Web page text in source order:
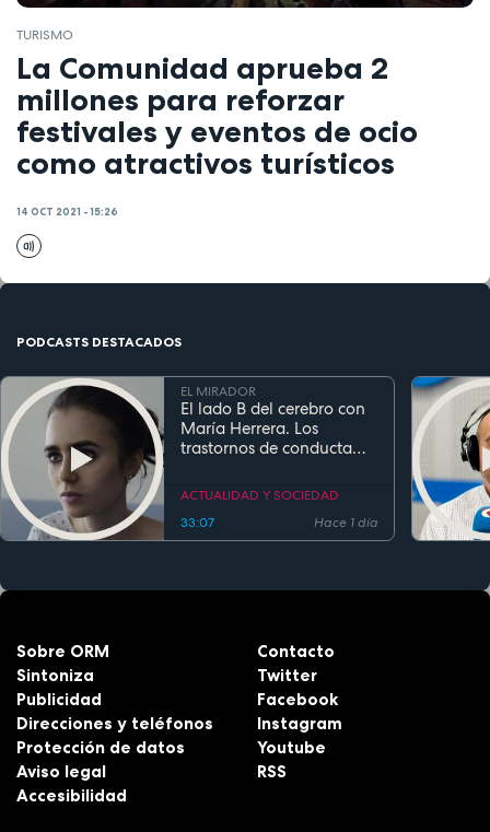
TURISMO
La Comunidad aprueba 2
millones para reforzar
festivales y eventos de ocio
como atractivos turísticos
14 OCT 2021 - 15:26
PODCASTS DESTACADOS
EL MIRADOR
El lado B del cerebro con
María Herrera. Los
trastornos de conducta
ACTUALIDAD Y SOCIEDAD
33:07
Hace 1 día
Sobre ORM
Sintoniza
Publicidad
Direcciones y teléfonos
Protección de datos
Aviso legal
Accesibilidad
Contacto
Twitter
Facebook
Instagram
Youtube
RSS